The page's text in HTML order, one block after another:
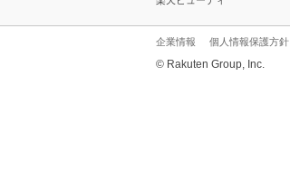
企業情報 個人情報保護方針
© Rakuten Group, Inc.